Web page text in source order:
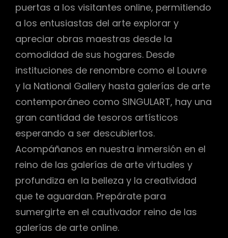
puertas a los visitantes online, permitiendo
a los entusiastas del arte explorar y
apreciar obras maestras desde la
comodidad de sus hogares. Desde
instituciones de renombre como el Louvre
y la National Gallery hasta galerías de arte
contemporáneo como SINGULART, hay una
gran cantidad de tesoros artísticos
esperando a ser descubiertos.
Acompáñanos en nuestra inmersión en el
reino de las galerías de arte virtuales y
profundiza en la belleza y la creatividad
que te aguardan. Prepárate para
sumergirte en el cautivador reino de las
galerías de arte online.